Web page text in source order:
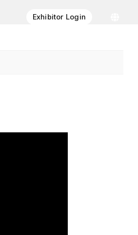
Exhibitor Login